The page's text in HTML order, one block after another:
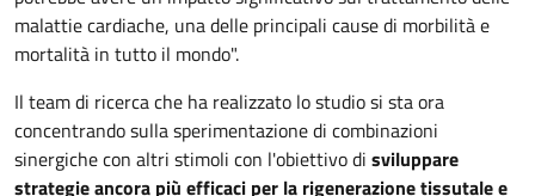
malattie cardiache, una delle principali cause di morbilità e
mortalità in tutto il mondo".
Il team di ricerca che ha realizzato lo studio si sta ora
concentrando sulla sperimentazione di combinazioni
sinergiche con altri stimoli con l'obiettivo di sviluppare
strategie ancora più efficaci per la rigenerazione tissutale e